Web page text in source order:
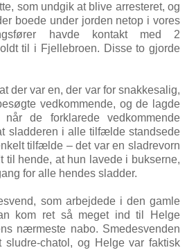
som undgik at blive arresteret, og
boede under jorden netop i vores
havde kontakt med 2
til i Fjellebroen. Disse to gjorde
der var en, der var for snakkesalig,
vedkommende, og de lagde
de forklarede vedkommende
sladderen i alle tilfælde standsede
tilfælde – det var en sladrevorn
til hende, at hun lavede i bukserne,
for alle hendes sladder.
som arbejdede i den gamle
kom ret så meget ind til Helge
nærmeste nabo. Smedesvenden
chatol, og Helge var faktisk